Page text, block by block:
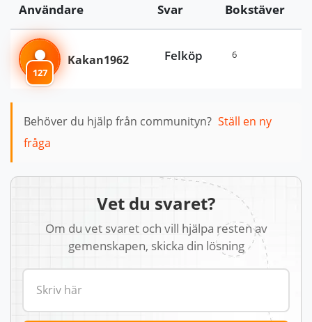
Användare Svar Bokstäver
127
Kakan1962 Felköp 6
Behöver du hjälp från communityn? Ställ en ny
fråga
Vet du svaret?
Om du vet svaret och vill hjälpa resten av
gemenskapen, skicka din lösning